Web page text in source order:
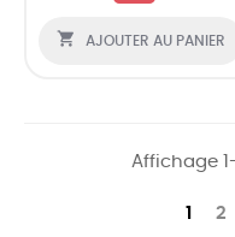
 AJOUTER AU PANIER
Affichage
1 2